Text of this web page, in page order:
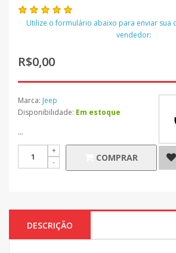
Utilize o formulário abaixo para enviar sua
vendedor:
R$0,00
Marca: Jeep
Disponibilidade: Em estoque
...
COMPRAR
DESCRIÇÃO